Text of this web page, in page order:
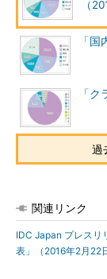
（
「
「
過
関連リンク
IDC Japan プレスリ
表」（2016年2月22